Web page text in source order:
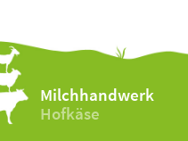
Milchhandwerk
Hofkäse